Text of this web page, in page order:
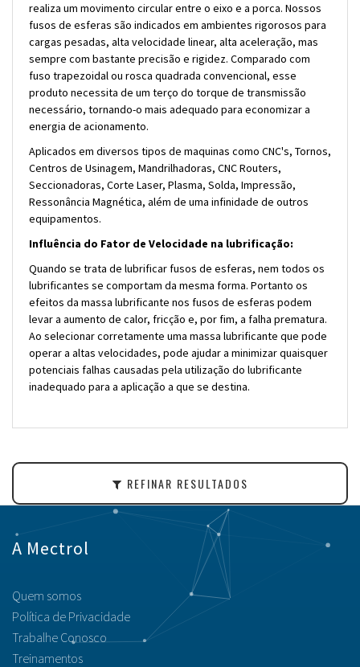
realiza um movimento circular entre o eixo e a porca. Nossos
fusos de esferas são indicados em ambientes rigorosos para
cargas pesadas, alta velocidade linear, alta aceleração, mas
sempre com bastante precisão e rigidez. Comparado com
fuso trapezoidal ou rosca quadrada convencional, esse
produto necessita de um terço do torque de transmissão
necessário, tornando-o mais adequado para economizar a
energia de acionamento.
Aplicados em diversos tipos de maquinas como CNC's, Tornos,
Centros de Usinagem, Mandrilhadoras, CNC Routers,
Seccionadoras, Corte Laser, Plasma, Solda, Impressão,
Ressonância Magnética, além de uma infinidade de outros
equipamentos.
Influência do Fator de Velocidade na lubrificação:
Quando se trata de lubrificar fusos de esferas, nem todos os
lubrificantes se comportam da mesma forma. Portanto os
efeitos da massa lubrificante nos fusos de esferas podem
levar a aumento de calor, fricção e, por fim, a falha prematura.
Ao selecionar corretamente uma massa lubrificante que pode
operar a altas velocidades, pode ajudar a minimizar quaisquer
potenciais falhas causadas pela utilização do lubrificante
inadequado para a aplicação a que se destina.
REFINAR RESULTADOS
A Mectrol
Quem somos
Política de Privacidade
Trabalhe Conosco
Treinamentos